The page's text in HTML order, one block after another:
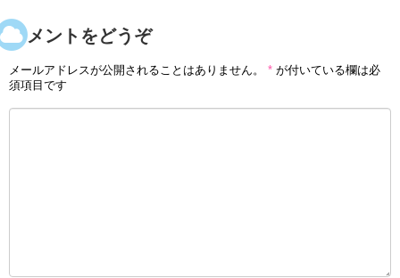
コメントをどうぞ
メールアドレスが公開されることはありません。 * が付いている欄は必
須項目です